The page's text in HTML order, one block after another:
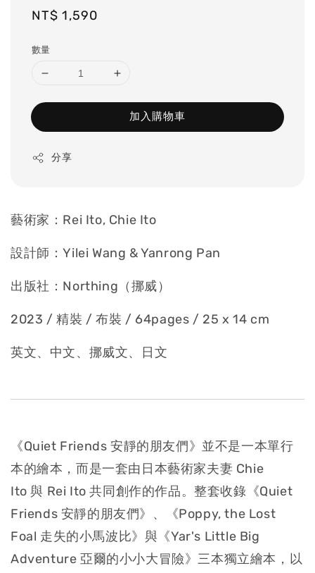
Regular
NT$ 1,590
數量
加入購物車
分享
藝術家：Rei Ito, Chie Ito
設計師：Yilei Wang & Yanrong Pan
出版社：Northing（挪威）
2023 / 精裝 / 布裝 / 64pages / 25 x 14 cm
英文、中文、挪威文、日文
《Quiet Friends 安靜的朋友們》並不是一本單行
本的繪本，而是一套由日本藝術家夫妻 Chie
Ito 與 Rei Ito 共同創作的作品。整套收錄《Quiet
Friends 安靜的朋友們》、《Poppy, the Lost
Foal 走失的小馬波比》與《Yar's Little Big
Adventure 亞爾的小小大冒險》三本獨立繪本，以